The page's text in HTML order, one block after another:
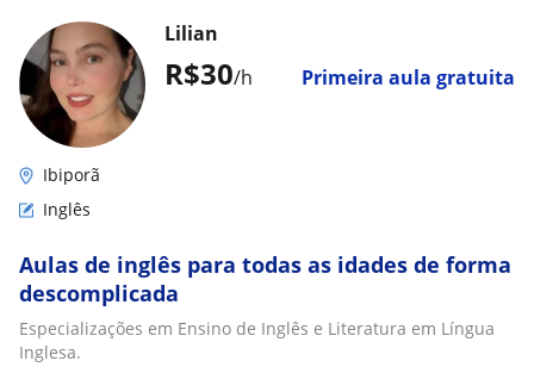
R$30/h Primeira aula gratuita
Lilian
Ibiporã
Inglês
Aulas de inglês para todas as idades de forma
descomplicada
Especializações em Ensino de Inglês e Literatura em Língua
Inglesa.